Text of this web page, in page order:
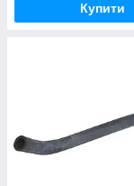
Купити